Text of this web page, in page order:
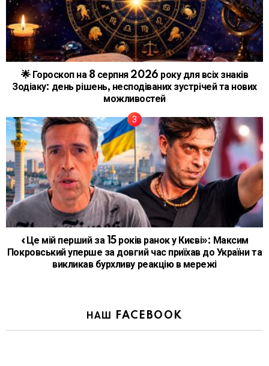
🌟 Гороскоп на 8 серпня 2026 року для всіх знаків
Зодіаку: день рішень, несподіваних зустрічей та нових
можливостей
«Це мій перший за 15 років ранок у Києві»: Максим
Покровський уперше за довгий час приїхав до України та
викликав бурхливу реакцію в мережі
НАШ FACEBOOK